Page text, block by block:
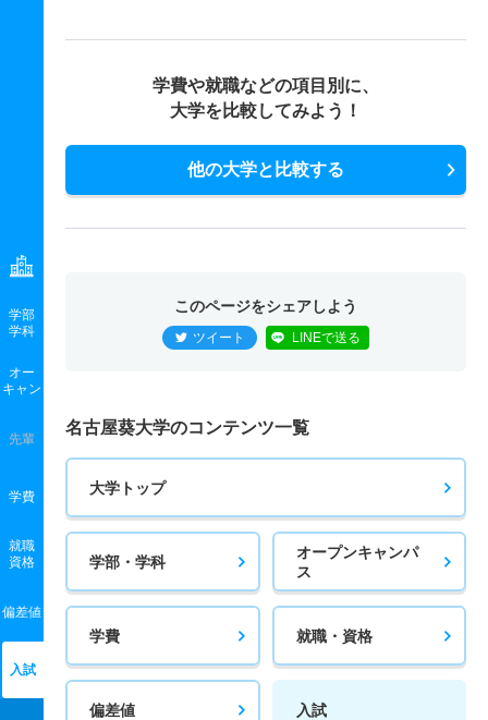
学部
学科
オー
キャン
先輩
学費
就職
資格
偏差値
入試
学費や就職などの項目別に、
大学を比較してみよう！
他の大学と比較する
このページをシェアしよう
ツイート LINEで送る
名古屋葵大学のコンテンツ一覧
大学トップ
学部・学科
オープンキャンパ
ス
学費 就職・資格
偏差値 入試